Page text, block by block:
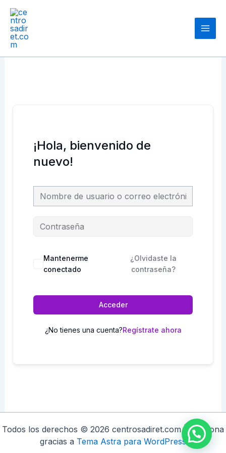
contenido
¡Hola, bienvenido de
nuevo!
Mantenerme
conectado
¿Olvidaste la
contraseña?
Acceder
¿No tienes una cuenta?Regístrate ahora
Todos los derechos © 2026 centrosadiret.com | Funciona
gracias a Tema Astra para WordPress